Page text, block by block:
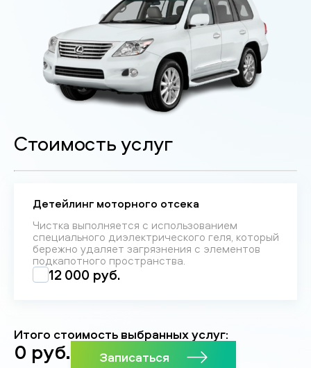
Стоимость услуг
Детейлинг моторного отсека
Чистка выполняется с использованием
специального диэлектрического геля, который
бережно удаляет загрязнения с элементов
подкапотного пространства.
12 000 руб.
Итого стоимость выбранных услуг:
0 руб. Записаться